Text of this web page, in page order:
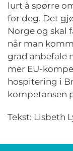
lurt å spørre
for deg. Det
Norge og skal
når man
grad anbefale
mer EU-
hospitering i
kompetansen
Tekst: Lisbeth